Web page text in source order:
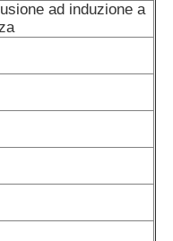
ad induzione a